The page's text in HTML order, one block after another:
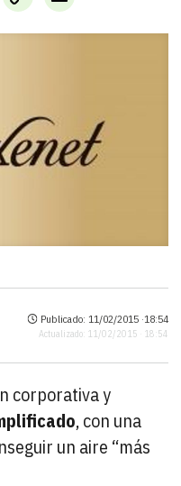
Link
Publicado: 11/02/2015 ·18:54
Actualizado: 11/02/2015 · 18:54
corporativa y
, con una
un aire “más